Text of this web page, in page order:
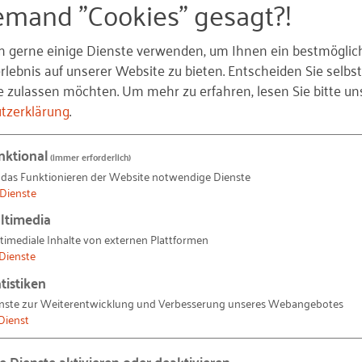
Land,
innerhalb der baltischen Staaten, der nordischen
für Startups zu machen und das Land damit auch
europäischer Groß-Konzerne.
eines der besten Länder der Welt sein, um ein
D5. Die Gruppe besteht neben Estland aus Israel,
die digitale Wirtschaft zu stärken und durch
source Software die Beziehung zwischen Regierung
für Kinder, offene Märkte und
"Cookies" gesagt?!
gerne einige Dienste verwenden, um Ihnen ein
auf unserer Website zu bieten. Entscheiden Sie
zulassen möchten.Um mehr zu erfahren, lesen Sie bitte
.
(immer erforderlich)
Funktionieren der Website notwendige Dienste
Dienste
Inhalte von externen Plattformen
Dienste
zur Weiterentwicklung und Verbesserung unseres Webangebotes